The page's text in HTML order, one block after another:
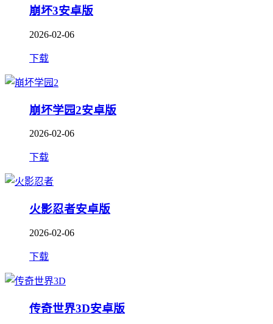
崩坏3安卓版
2026-02-06
下载
崩坏学园2安卓版
2026-02-06
下载
火影忍者安卓版
2026-02-06
下载
传奇世界3D安卓版